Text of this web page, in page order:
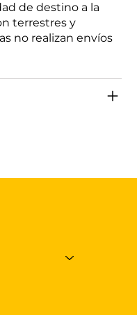
de destino a la
terrestres y
no realizan envíos